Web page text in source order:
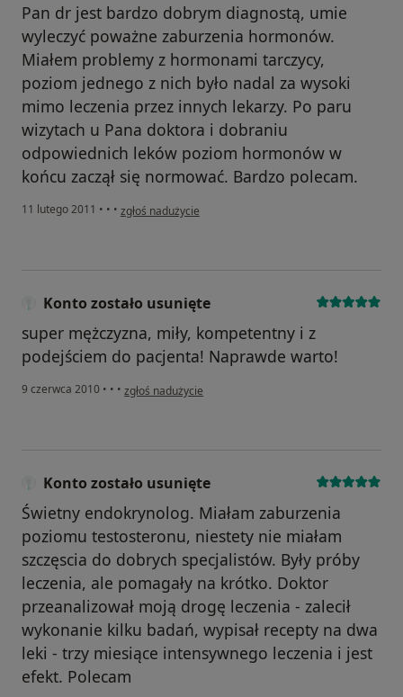
Pan dr jest bardzo dobrym diagnostą, umie
wyleczyć poważne zaburzenia hormonów.
Miałem problemy z hormonami tarczycy,
poziom jednego z nich było nadal za wysoki
mimo leczenia przez innych lekarzy. Po paru
wizytach u Pana doktora i dobraniu
odpowiednich leków poziom hormonów w
końcu zaczął się normować. Bardzo polecam.
11 lutego 2011 • • • w opinii użytkownika Konto zostało usunięte
zgłoś nadużycie
Konto zostało usunięte
super mężczyzna, miły, kompetentny i z
podejściem do pacjenta! Naprawde warto!
9 czerwca 2010 • • • w opinii użytkownika Konto zostało usunięte
zgłoś nadużycie
Konto zostało usunięte
Świetny endokrynolog. Miałam zaburzenia
poziomu testosteronu, niestety nie miałam
szczęscia do dobrych specjalistów. Były próby
leczenia, ale pomagały na krótko. Doktor
przeanalizował moją drogę leczenia - zalecił
wykonanie kilku badań, wypisał recepty na dwa
leki - trzy miesiące intensywnego leczenia i jest
efekt. Polecam